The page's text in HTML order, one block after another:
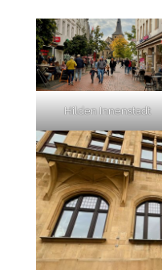
Hilden Innenstadt